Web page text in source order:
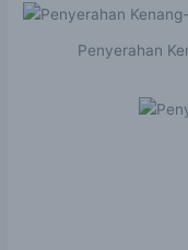
Penyerahan